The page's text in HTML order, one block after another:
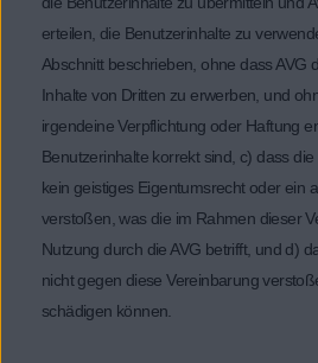
erteilen, die Benutzerinhalte zu
Abschnitt beschrieben, ohne dass AVG
Inhalte von Dritten zu erwerben, und
irgendeine Verpflichtung oder Haftung
Benutzerinhalte korrekt sind, c) dass
kein geistiges Eigentumsrecht oder ein
verstoßen, was die im Rahmen dieser
Nutzung durch die AVG betrifft, und d)
nicht gegen diese Vereinbarung
schädigen können.